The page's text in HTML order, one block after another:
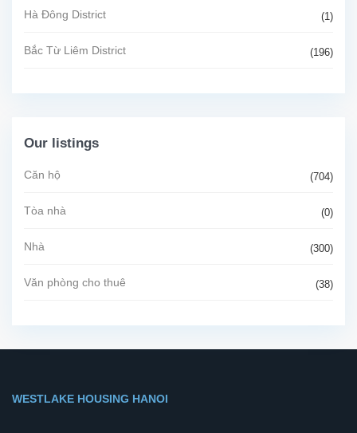
Hà Đông District (1)
Bắc Từ Liêm District (196)
Our listings
Căn hộ (704)
Tòa nhà (0)
Nhà (300)
Văn phòng cho thuê (38)
WESTLAKE HOUSING HANOI